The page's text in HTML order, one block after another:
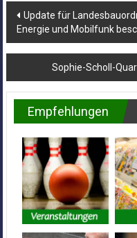
Update für
Energie und Mobilfunk
Sophie-Scholl-
Empfehlungen